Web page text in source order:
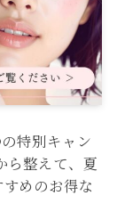
特別キャン
ら整えて、夏
めのお得な